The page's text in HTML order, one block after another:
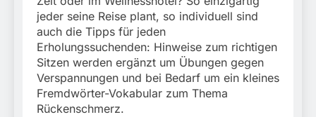
jeder seine Reise plant, so individuell sind
auch die Tipps für jeden
Erholungssuchenden: Hinweise zum richtigen
Sitzen werden ergänzt um Übungen gegen
Verspannungen und bei Bedarf um ein kleines
Fremdwörter-Vokabular zum Thema
Rückenschmerz.